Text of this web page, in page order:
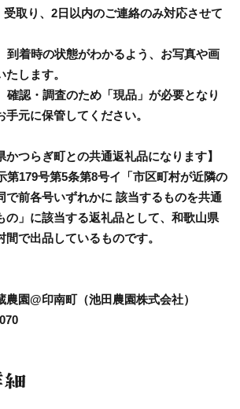
取り、2日以内のご連絡のみ対応させて
着時の状態がわかるよう、お写真や画
します。
認・調査のため「現品」が必要となり
手元に保管してください。
かつらぎ町との共通返礼品になります】
第179号第5条第8号イ「市区町村が近隣の
で前各号いずれかに 該当するものを共通
の」に該当する返礼品として、和歌山県
で出品しているものです。
園@印南町（池田農園株式会社）